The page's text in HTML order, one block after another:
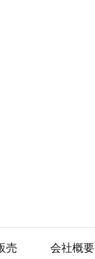
売 会社概要